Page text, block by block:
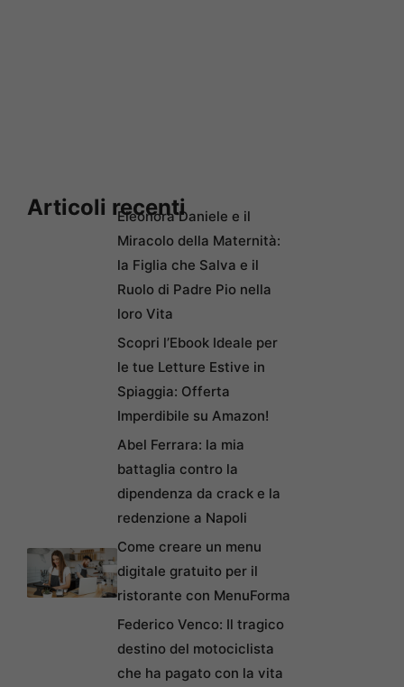
Articoli recentiEleonora Daniele e il
Miracolo della Maternità:
la Figlia che Salva e il
Ruolo di Padre Pio nella
loro Vita
Scopri l’Ebook Ideale per
le tue Letture Estive in
Spiaggia: Offerta
Imperdibile su Amazon!
Abel Ferrara: la mia
battaglia contro la
dipendenza da crack e la
redenzione a Napoli
Come creare un menu
digitale gratuito per il
ristorante con MenuForma
Federico Venco: Il tragico
destino del motociclista
che ha pagato con la vita